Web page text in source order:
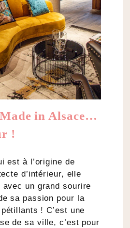
in Alsace…
!
est à l’origine de
d’intérieur, elle
un grand sourire
sa passion pour la
! C’est une
de sa ville, c’est pour